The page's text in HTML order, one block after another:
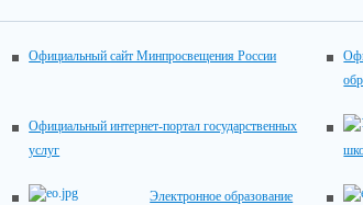
Официальный сайт Минпросвещения России
Официальный интернет-портал государственных
услуг
Электронное образование